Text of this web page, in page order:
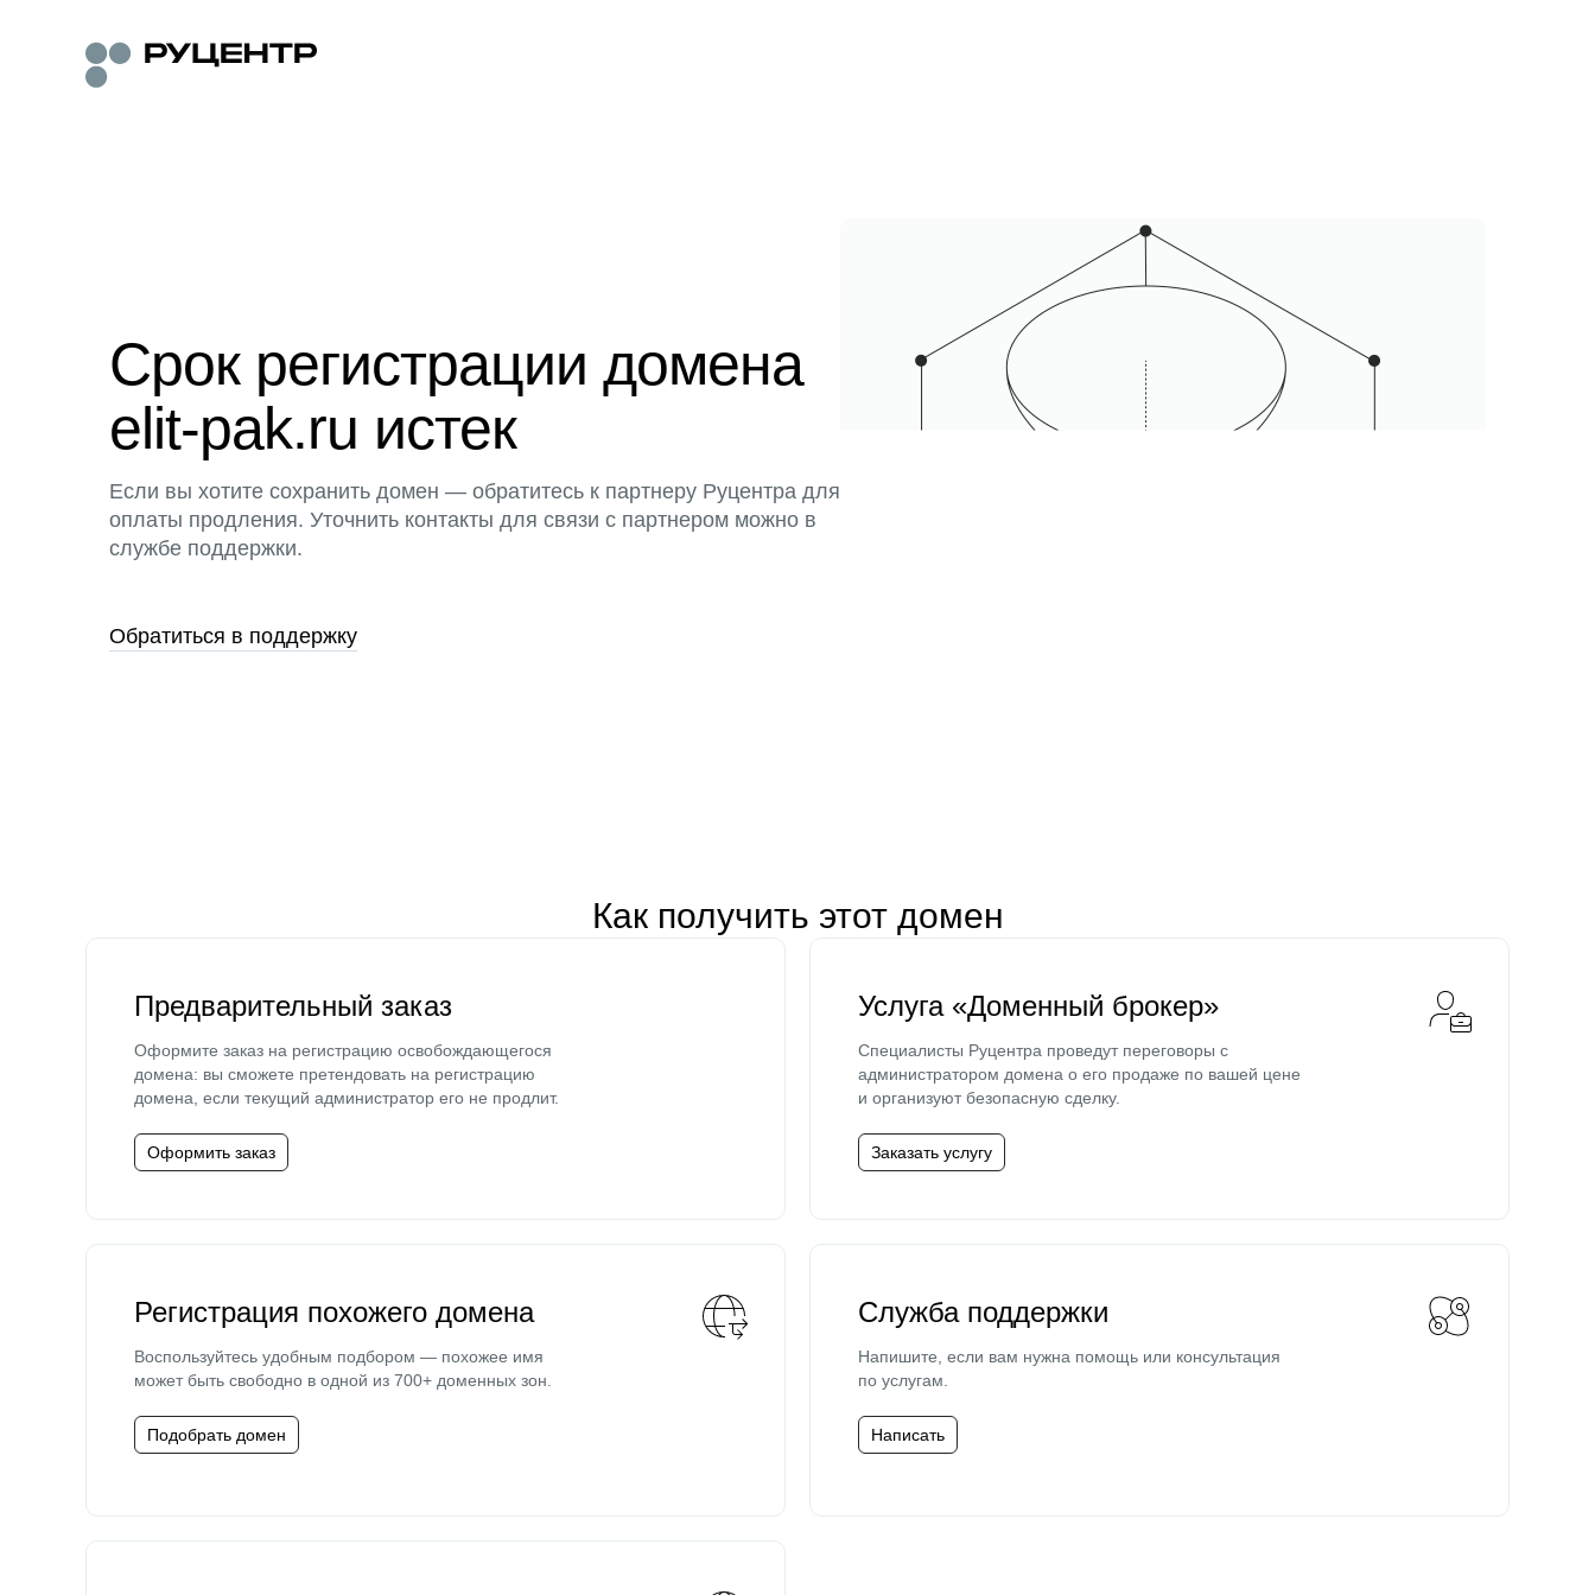
Срок регистрации домена
elit-pak.ru истек
Если вы хотите сохранить домен — обратитесь к партнеру Руцентра для
оплаты продления. Уточнить контакты для связи с партнером можно в
службе поддержки.
Обратиться в поддержку
Как получить этот домен
Предварительный заказ
Оформите заказ на регистрацию освобождающегося
домена: вы сможете претендовать на регистрацию
домена, если текущий администратор его не продлит.
Оформить заказ
Услуга «Доменный брокер»
Специалисты Руцентра проведут переговоры с
администратором домена о его продаже по вашей цене
и организуют безопасную сделку.
Заказать услугу
Регистрация похожего домена
Воспользуйтесь удобным подбором — похожее имя
может быть свободно в одной из 700+ доменных зон.
Подобрать домен
Служба поддержки
Напишите, если вам нужна помощь или консультация
по услугам.
Написать